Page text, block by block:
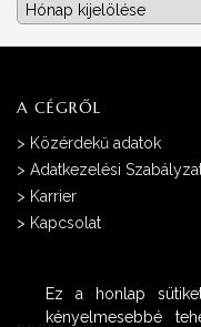
Archívum
A CÉGRŐL
> Közérdekű adatok
> Adatkezelési
> Karrier
> Kapcsolat
Ez a honlap
kényelmesebbé